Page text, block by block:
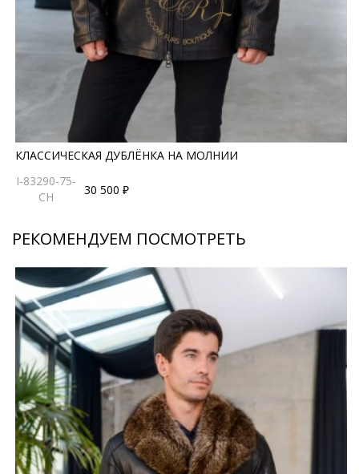
КЛАССИЧЕСКАЯ ДУБЛЁНКА НА МОЛНИИ
I-83290-75-
CH
30 500 ₽
РЕКОМЕНДУЕМ ПОСМОТРЕТЬ